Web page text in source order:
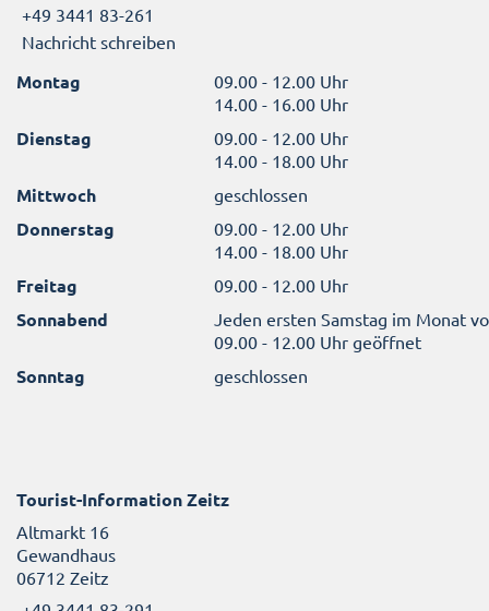
+49 3441 83-261
Nachricht schreiben
Montag
09.00 - 12.00 Uhr
14.00 - 16.00 Uhr
Dienstag
09.00 - 12.00 Uhr
14.00 - 18.00 Uhr
Mittwoch geschlossen
Donnerstag
09.00 - 12.00 Uhr
14.00 - 18.00 Uhr
Freitag 09.00 - 12.00 Uhr
Sonnabend
Jeden ersten Samstag im Monat
09.00 - 12.00 Uhr geöffnet
Sonntag geschlossen
Tourist-Information Zeitz
Altmarkt 16
Gewandhaus
06712 Zeitz